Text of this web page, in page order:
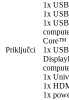
Priključci
1x
1x
1x
Core™
1x
1x
1x
1x